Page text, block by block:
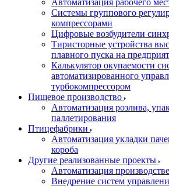
Автоматизация рабочего
Системы группового
компрессорами
Цифровые возбудители
Тиристорные устройства
плавного пуска на
Калькулятор окупаемости
автоматизированного
турбокомпрессором
Пищевое производство
Автоматизация розлива,
паллетирования
Птицефабрики
Автоматизация укладки
короба
Другие реализованные проекты
Автоматизация
Внедрение систем